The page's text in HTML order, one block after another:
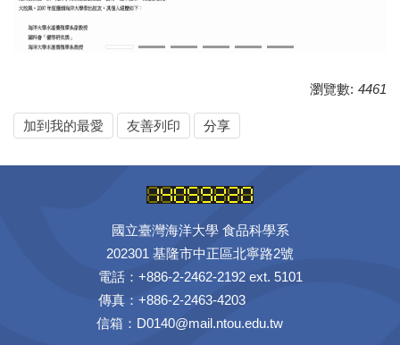
瀏覽數: 4461
加到我的最愛 友善列印 分享
國立臺灣海洋大學 食品科學系
202301 基隆市中正區北寧路2號
電話：+886-2-2462-2192 ext. 5101
傳真：+886-2-2463-4203
信箱：D0140@mail.ntou.edu.tw